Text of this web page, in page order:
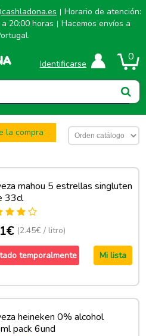
| Horario de atención:
20:00 horas | Hacemos envíos a
0
Identificarse
la compra
mahou 5 estrellas singluten
33cl
(2.45€ / litro)
temporalmente Mi lista
heineken 0% alcohol
pack 6und